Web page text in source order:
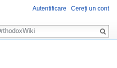
Autentificare Cereți un cont